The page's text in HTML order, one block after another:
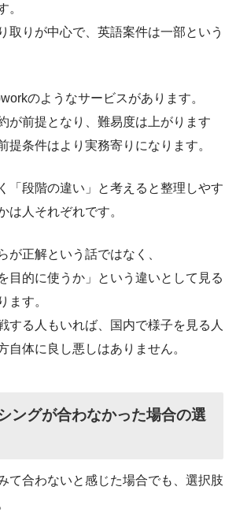
。
取りが中心で、英語案件は一部という
のようなサービスがあります。
が前提となり、難易度は上がります
提条件はより実務寄りになります。
「段階の違い」と考えると整理しやす
は人それぞれです。
が正解という話ではなく、
目的に使うか」という違いとして見る
ます。
する人もいれば、国内で様子を見る人
自体に良し悪しはありません。
ングが合わなかった場合の選
て合わないと感じた場合でも、選択肢